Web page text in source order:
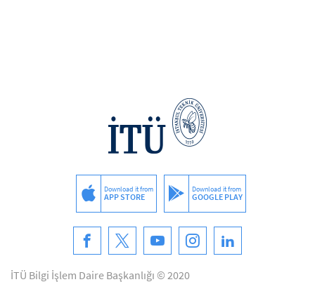
Download it from
APP STORE
Download it from
GOOGLE PLAY
İTÜ Bilgi İşlem Daire Başkanlığı © 2020